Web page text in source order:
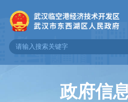
政府信